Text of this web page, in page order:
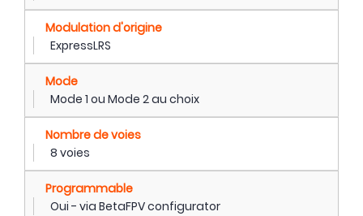
Modulation d'origine
ExpressLRS
Mode
Mode 1 ou Mode 2 au choix
Nombre de voies
8 voies
Programmable
Oui - via BetaFPV configurator